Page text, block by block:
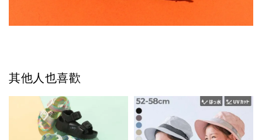
其他人也喜歡